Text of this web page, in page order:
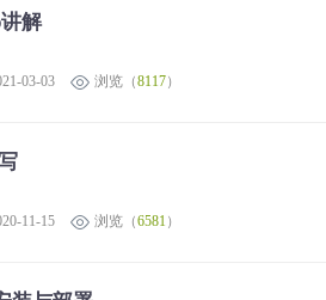
解
03-03 浏览（8117）
11-15 浏览（6581）